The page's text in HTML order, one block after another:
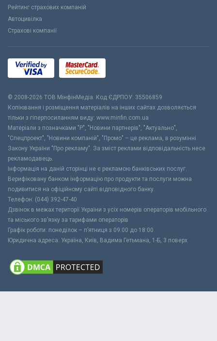
Рейтинг страхових компаній
Автоцивілка
Страхові компанії
© 2008-2026 ТОВ МiнфiнМедiа. Код ЄДРПОУ: 35506859
Копіювання і розміщення матеріалів на інших сайтах дозволяється
тільки з гіперпосиланням виду: www.minfin.com.ua
Матеріали з позначками "Р", "Новини партнерів", "Актуально",
"Спецпроект", "Новини компаній", "Промо" – це реклама, в розумінні
Закону України "Про рекламу". За зміст реклами відповідальність несе
рекламодавець.
Інформація на даній сторінці не є рекламою банківських послуг.
Верифіковану банком інформацію про продукти та послуги можна
подивитися на офіційному сайті відповідного банку.
Телефон: (044) 392-47-40
Дзвінок в межах території України з усіх номерів операторів мобільного
та міського зв’язку за тарифами операторів
Графік роботи: понеділок – п’ятниця з 09:00 до 18:00
Юридична адреса: Україна, Київ, Вадима Гетьмана, 1-Б, 3 поверх